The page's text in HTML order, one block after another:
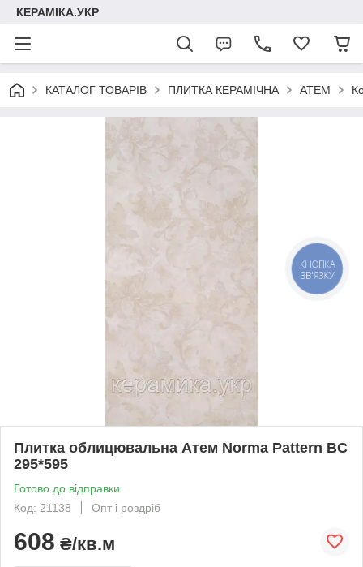
КЕРАМІКА.УКР
КАТАЛОГ ТОВАРІВ ПЛИТКА КЕРАМІЧНА АТЕМ
Плитка облицювальна Атем Norma Pattern BC
295*595
Готово до відправки
Код: 21138
Опт і роздріб
608 ₴/кв.м
КНОПКА
ЗВ'ЯЗКУ